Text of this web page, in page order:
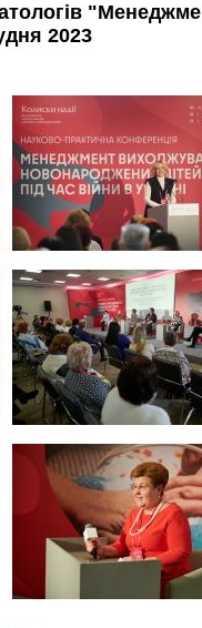
2023